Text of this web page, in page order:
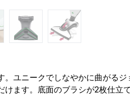
ユニークでしなやかに曲がる
ます。底面のブラシが2枚仕立